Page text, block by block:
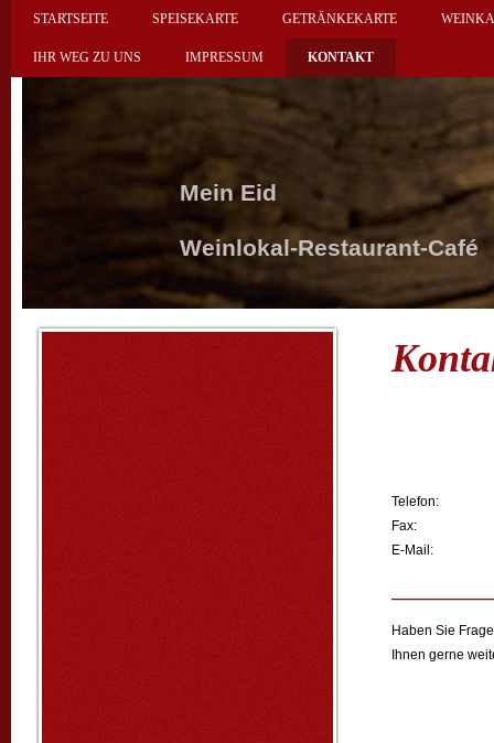
STARTSEITE SPEISEKARTE GETRÄNKEKARTE
IHR WEG ZU UNS IMPRESSUM KONTAKT
Mein Eid
Weinlokal-Restaurant-Café
Telefon:
Fax:
E-Mail:
Haben Sie
Ihnen gerne